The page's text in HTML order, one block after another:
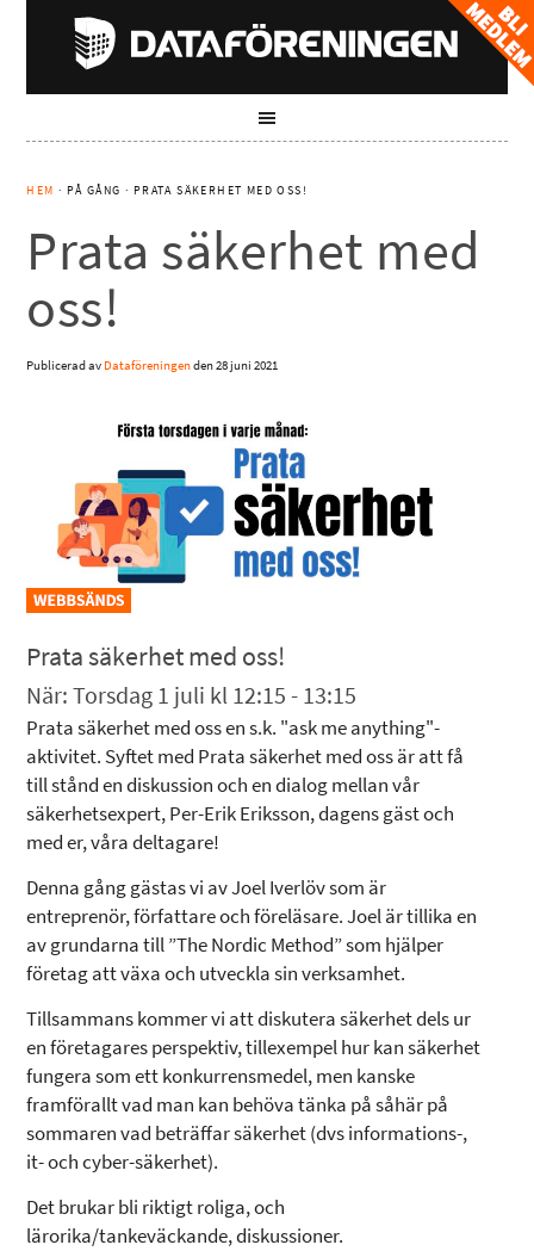
HEM · PÅ GÅNG · PRATA SÄKERHET MED OSS!
Prata säkerhet med
oss!
Publicerad av Dataföreningenden28 juni 2021
Prata säkerhet med oss!
När: Torsdag 1 juli kl 12:15 - 13:15
Prata säkerhet med oss en s.k. "ask me anything"-
aktivitet. Syftet med Prata säkerhet med oss är att få
till stånd en diskussion och en dialog mellan vår
säkerhetsexpert, Per-Erik Eriksson, dagens gäst och
med er, våra deltagare!
Denna gång gästas vi av Joel Iverlöv som är
entreprenör, författare och föreläsare. Joel är tillika en
av grundarna till ”The Nordic Method” som hjälper
företag att växa och utveckla sin verksamhet.
Tillsammans kommer vi att diskutera säkerhet dels ur
en företagares perspektiv, tillexempel hur kan säkerhet
fungera som ett konkurrensmedel, men kanske
framförallt vad man kan behöva tänka på såhär på
sommaren vad beträffar säkerhet (dvs informations-,
it- och cyber-säkerhet).
Det brukar bli riktigt roliga, och
lärorika/tankeväckande, diskussioner.